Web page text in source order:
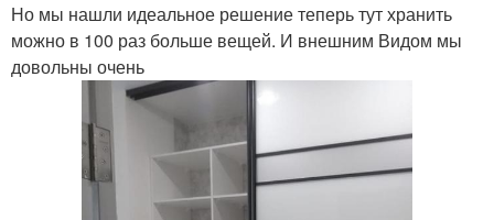
Но мы нашли идеальное решение теперь тут хранить
можно в 100 раз больше вещей. И внешним Видом мы
довольны очень